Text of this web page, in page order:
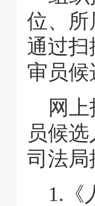
位、所
通过
审员
网
员候
司法局
1.